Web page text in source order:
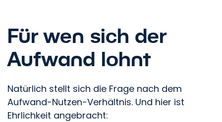
Für wen sich der
Aufwand lohnt
Natürlich stellt sich die Frage nach dem
Aufwand-Nutzen-Verhältnis. Und hier ist
Ehrlichkeit angebracht: